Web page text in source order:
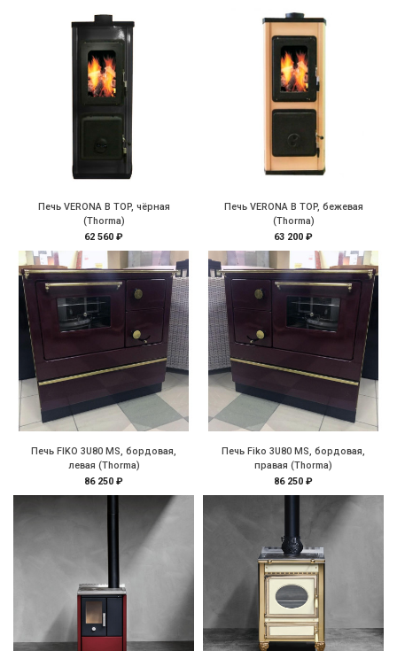
Печь VERONA B TOP, чёрная
(Thorma)
62 560 ₽
Печь VERONA B TOP, бежевая
(Thorma)
63 200 ₽
Печь FIKO 3U80 MS, бордовая,
левая (Thorma)
86 250 ₽
Печь Fiko 3U80 MS, бордовая,
правая (Thorma)
86 250 ₽